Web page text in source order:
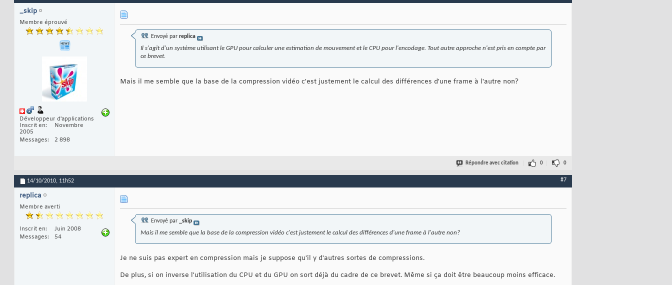
_skip
Membre éprouvé
Développeur d'applications
Inscrit en
Novembre
2005
Messages
2 898
Envoyé par replica
Il s'agit d'un système utilisant le GPU pour calculer une estimation de mouvement et le CPU pour l'encodage. Tout autre approche n'est pris en compte par
ce brevet.
Mais il me semble que la base de la compression vidéo c'est justement le calcul des différences d'une frame à l'autre non?
Répondre avec citation 0 0
14/10/2010, 11h52 #7
replica
Membre averti
Inscrit en
Juin 2008
Messages
54
Envoyé par _skip
Mais il me semble que la base de la compression vidéo c'est justement le calcul des différences d'une frame à l'autre non?
Je ne suis pas expert en compression mais je suppose qu'il y d'autres sortes de compressions.
De plus, si on inverse l'utilisation du CPU et du GPU on sort déjà du cadre de ce brevet. Même si ça doit être beaucoup moins efficace.